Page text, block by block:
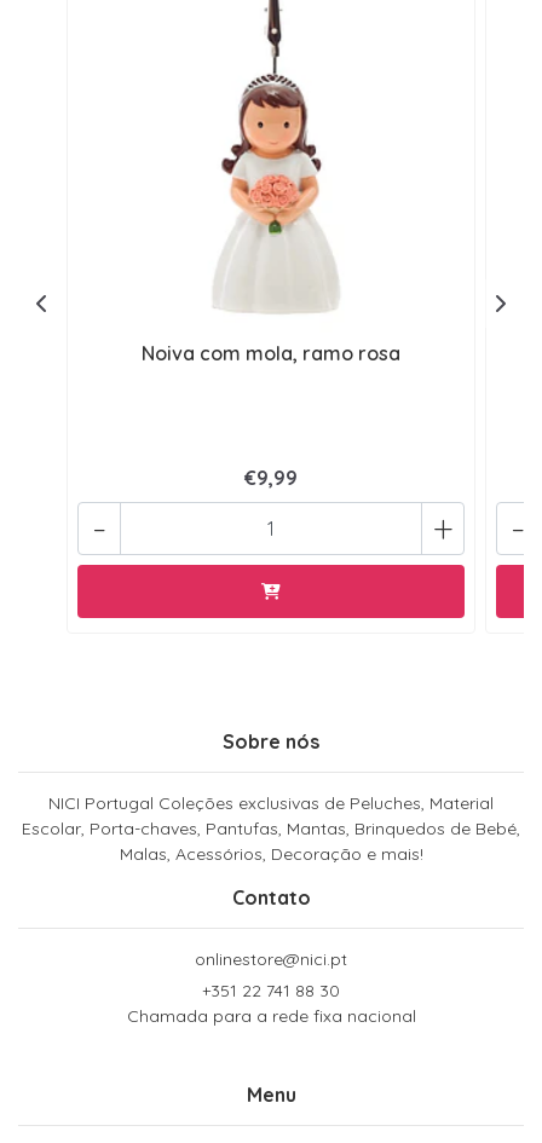
Noiva com mola, ramo rosa
€9,99
+
- -
Sobre nós
NICI Portugal Coleções exclusivas de Peluches, Material
Escolar, Porta-chaves, Pantufas, Mantas, Brinquedos de Bebé,
Malas, Acessórios, Decoração e mais!
Contato
onlinestore@nici.pt
+351 22 741 88 30
Chamada para a rede fixa nacional
Menu